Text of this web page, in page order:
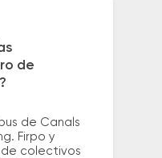
de
de Canals
Firpo y
de colectivos